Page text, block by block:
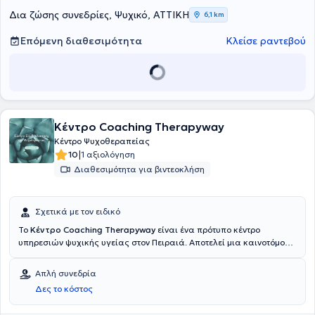
Δια ζώσης συνεδρίες, Ψυχικό, ΑΤΤΙΚΗ 6,1 km
Επόμενη διαθεσιμότητα Κλείσε ραντεβού
Κέντρο Coaching Therapyway
Κέντρο Ψυχοθεραπείας
10|1 αξιολόγηση
Διαθεσιμότητα για βιντεοκλήση
Σχετικά με τον ειδικό
Το Κέντρο Coaching Therapyway είναι ένα πρότυπο κέντρο
υπηρεσιών ψυχικής υγείας στον Πειραιά. Αποτελεί μια καινοτόμο
αρχές και τα πλέον σύγχρονα δεδομένα της ψυχοθεραπείας και του
NLP πάντα κατά περίπτωση. Αξιοποιώντας τις δυνατότητες της
διεπιστημονικής του ομάδας, παρέχει στον χώρο του ένα πλέγμα
διαγνωστικών και θεραπευτικών υπηρεσιών απαντώντας με ένα
Απλή συνεδρία
Δες το κόστος